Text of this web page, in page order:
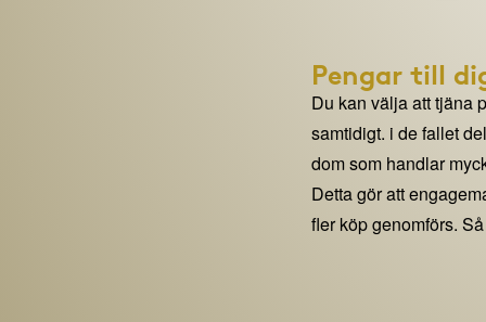
Pengar till
Du kan välja att tjäna
samtidigt. i de fallet
dom som handlar
Detta gör att
fler köp genomförs.